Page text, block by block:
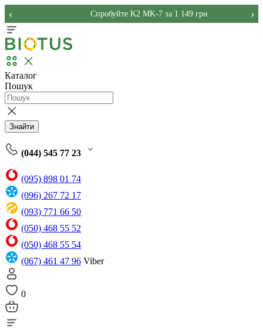
Спробуйте K2 MK-7 за 1 149 грн
‹ ›
Каталог
Пошук
Знайти
(044) 545 77 23
(095) 898 01 74
(096) 267 72 17
(093) 771 66 50
(050) 468 55 52
(050) 468 55 54
(067) 461 47 96 Viber
0